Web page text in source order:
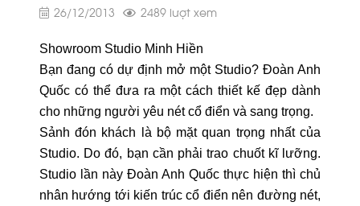
26/12/2013 2489 lượt xem
Showroom Studio Minh Hiền
Bạn đang có dự định mở một Studio? Đoàn Anh
Quốc có thể đưa ra một cách thiết kế đẹp dành
cho những người yêu nét cổ điển và sang trọng.
Sảnh đón khách là bộ mặt quan trọng nhất của
Studio. Do đó, bạn cần phải trao chuốt kĩ lưỡng.
Studio lần này Đoàn Anh Quốc thực hiện thì chủ
nhân hướng tới kiến trúc cổ điển nên đường nét,